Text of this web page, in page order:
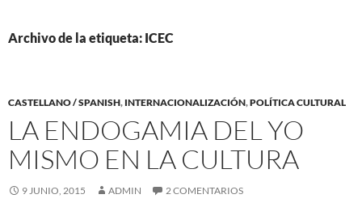
Archivo de la etiqueta: ICEC
CASTELLANO / SPANISH, INTERNACIONALIZACIÓN,POLÍTICA CULTURAL
LA ENDOGAMIA DEL YO
MISMO EN LA CULTURA
9 JUNIO, 2015 ADMIN 2 COMENTARIOS